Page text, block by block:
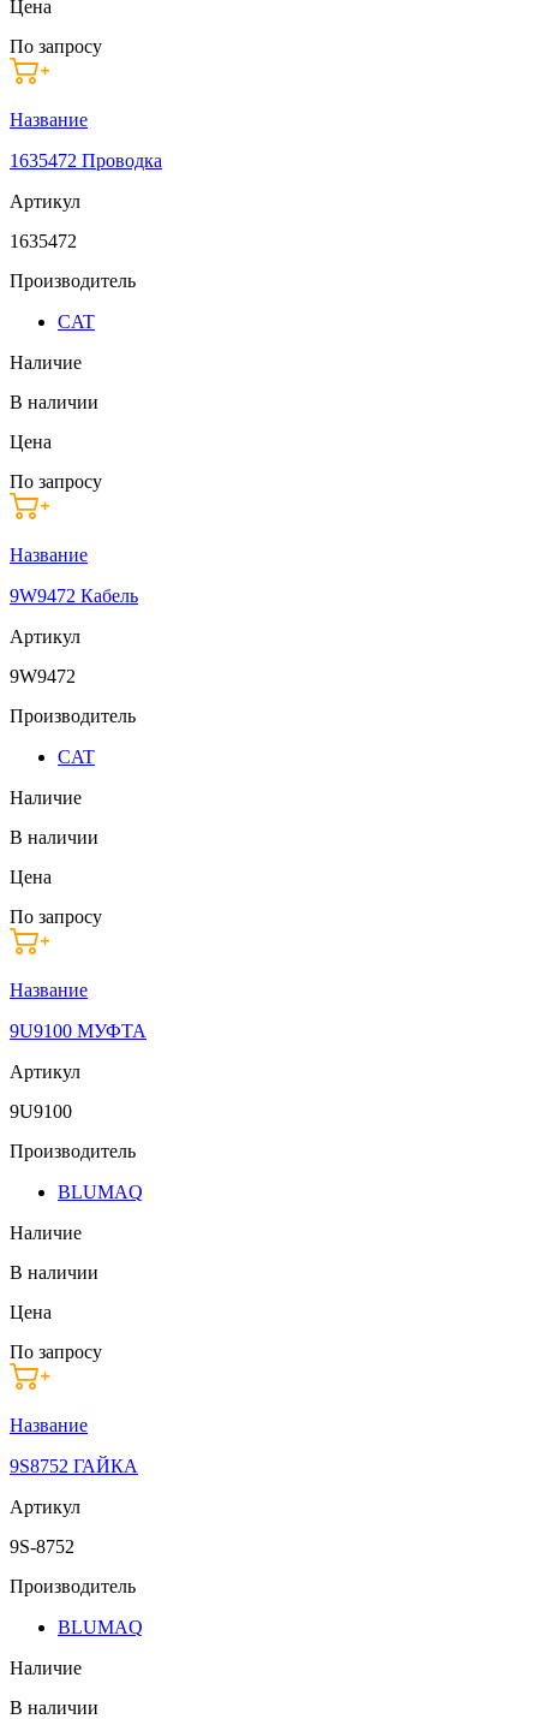
Цена
По запросу
Название
1635472 Проводка
Артикул
1635472
Производитель
CAT
Наличие
В наличии
Цена
По запросу
Название
9W9472 Кабель
Артикул
9W9472
Производитель
CAT
Наличие
В наличии
Цена
По запросу
Название
9U9100 МУФТА
Артикул
9U9100
Производитель
BLUMAQ
Наличие
В наличии
Цена
По запросу
Название
9S8752 ГАЙКА
Артикул
9S-8752
Производитель
BLUMAQ
Наличие
В наличии